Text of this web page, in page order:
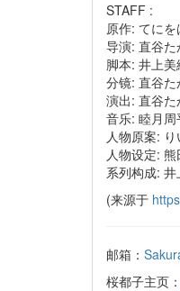
STAFF :
原作: てにを
导演: 直谷た
脚本: 井上美
分镜: 直谷た
演出: 直谷た
音乐: 睦月周
人物原案: り
人物设定:
系列构成:
(来源于
邮箱：
桜都子主页：